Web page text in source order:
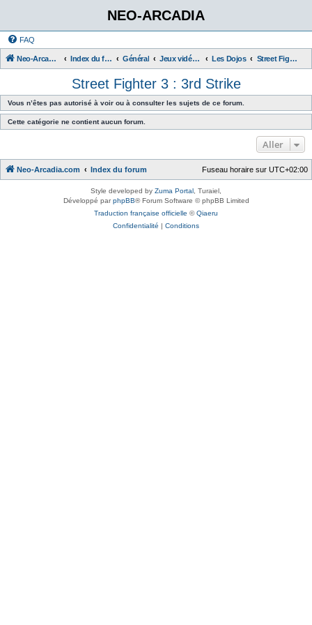
NEO-ARCADIA
FAQ
Neo-Arcadia.com Index du forum Général Jeux vidéo d'arcade Les Dojos Street Fighter 3 : 3rd Strike
Street Fighter 3 : 3rd Strike
Vous n’êtes pas autorisé à voir ou à consulter les sujets de ce forum.
Cette catégorie ne contient aucun forum.
Aller
Neo-Arcadia.com Index du forum Fuseau horaire sur UTC+02:00
Style developed by Zuma Portal , Turaiel,
Développé parphpBB® Forum Software © phpBB Limited
Traduction française officielle ©Qiaeru
Confidentialité | Conditions